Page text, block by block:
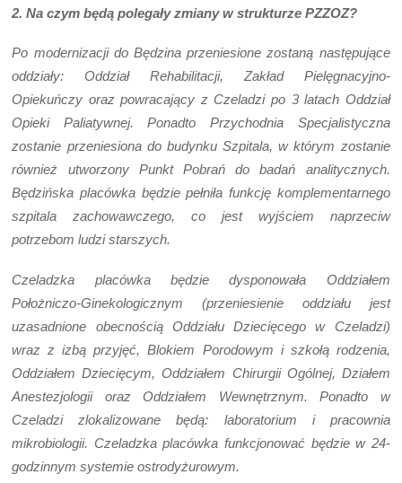
2. Na czym będą polegały zmiany w strukturze PZZOZ?
Po modernizacji do Będzina przeniesione zostaną następujące
oddziały: Oddział Rehabilitacji, Zakład Pielęgnacyjno-
Opiekuńczy oraz powracający z Czeladzi po 3 latach Oddział
Opieki Paliatywnej. Ponadto Przychodnia Specjalistyczna
zostanie przeniesiona do budynku Szpitala, w którym zostanie
również utworzony Punkt Pobrań do badań analitycznych.
Będzińska placówka będzie pełniła funkcję komplementarnego
szpitala zachowawczego, co jest wyjściem naprzeciw
potrzebom ludzi starszych.
Czeladzka placówka będzie dysponowała Oddziałem
Położniczo-Ginekologicznym (przeniesienie oddziału jest
uzasadnione obecnością Oddziału Dziecięcego w Czeladzi)
wraz z izbą przyjęć, Blokiem Porodowym i szkołą rodzenia,
Oddziałem Dziecięcym, Oddziałem Chirurgii Ogólnej, Działem
Anestezjologii oraz Oddziałem Wewnętrznym. Ponadto w
Czeladzi zlokalizowane będą: laboratorium i pracownia
mikrobiologii. Czeladzka placówka funkcjonować będzie w 24-
godzinnym systemie ostrodyżurowym.